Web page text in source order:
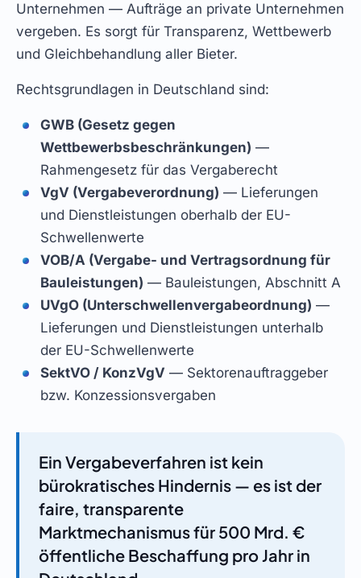
Unternehmen — Aufträge an private Unternehmen
vergeben. Es sorgt für Transparenz, Wettbewerb
und Gleichbehandlung aller Bieter.
Rechtsgrundlagen in Deutschland sind:
GWB (Gesetz gegen
Wettbewerbsbeschränkungen) —
Rahmengesetz für das Vergaberecht
VgV (Vergabeverordnung) — Lieferungen
und Dienstleistungen oberhalb der EU-
Schwellenwerte
VOB/A (Vergabe- und Vertragsordnung für
Bauleistungen) — Bauleistungen, Abschnitt A
UVgO (Unterschwellenvergabeordnung) —
Lieferungen und Dienstleistungen unterhalb
der EU-Schwellenwerte
SektVO / KonzVgV — Sektorenauftraggeber
bzw. Konzessionsvergaben
Ein Vergabeverfahren ist kein
bürokratisches Hindernis — es ist der
faire, transparente
Marktmechanismus für 500 Mrd. €
öffentliche Beschaffung pro Jahr in